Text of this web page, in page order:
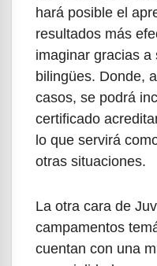
hará posible el
resultados más
imaginar gracias
bilingües. Donde,
casos, se podrá
certificado
lo que servirá
otras situaciones.
La otra cara de
campamentos
cuentan con una